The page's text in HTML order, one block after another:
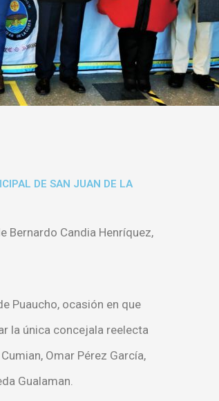
DE SAN JUAN DE LA
Bernardo Candia Henríquez,
Puaucho, ocasión en que
la única concejala reelecta
Omar Pérez García,
Gualaman.